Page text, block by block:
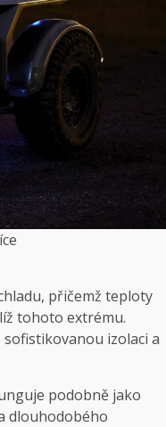
přičemž teploty
tohoto extrému.
izolaci a
podobně jako
dlouhodobého